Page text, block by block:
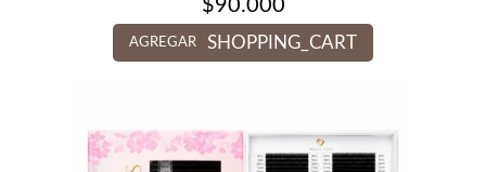
$90.000
AGREGAR SHOPPING_CART